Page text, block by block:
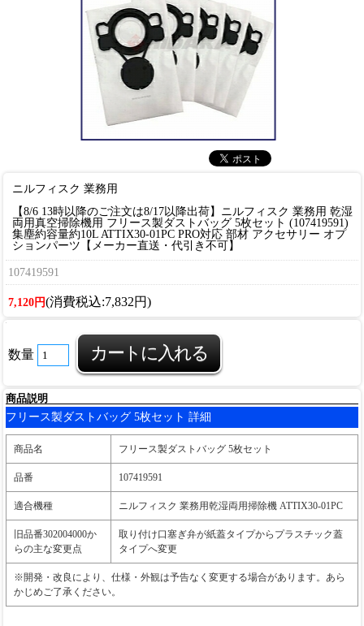
ニルフィスク 業務用
【8/6 13時以降のご注文は8/17以降出荷】ニルフィスク 業務用 乾湿
両用真空掃除機用 フリース製ダストバッグ 5枚セット (107419591)
集塵約容量約10L ATTIX30-01PC PRO対応 部材 アクセサリー オプ
ションパーツ【メーカー直送・代引き不可】
107419591
7,120円(消費税込:7,832円)
数量
商品説明
フリース製ダストバッグ 5枚セット 詳細
商品名 フリース製ダストバッグ 5枚セット
品番 107419591
適合機種 ニルフィスク 業務用乾湿両用掃除機 ATTIX30-01PC
旧品番302004000か
らの主な変更点
取り付け口塞ぎ弁が紙蓋タイプからプラスチック蓋
タイプへ変更
※開発・改良により、仕様・外観は予告なく変更する場合があります。あら
かじめご了承ください。